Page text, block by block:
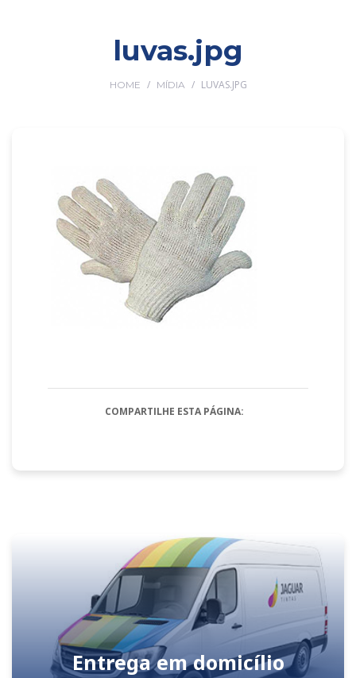
luvas.jpg
HOME / MÍDIA / LUVAS.JPG
COMPARTILHE ESTA PÁGINA:
Entrega em domicílio